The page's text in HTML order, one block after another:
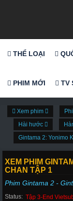
THỂ LOẠI
PHIM MỚI TV
Xem phim
Hài hước
Gintama 2: Yonimo
XEM PHIM
CHAN TẬP 1
Phim Gintama 2 -
Status: Tập 3-End